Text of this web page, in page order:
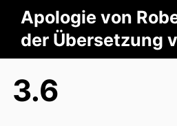
Apologie von
der Übersetzung
3.6